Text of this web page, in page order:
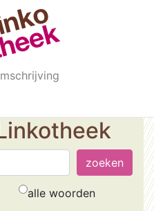
alle woorden